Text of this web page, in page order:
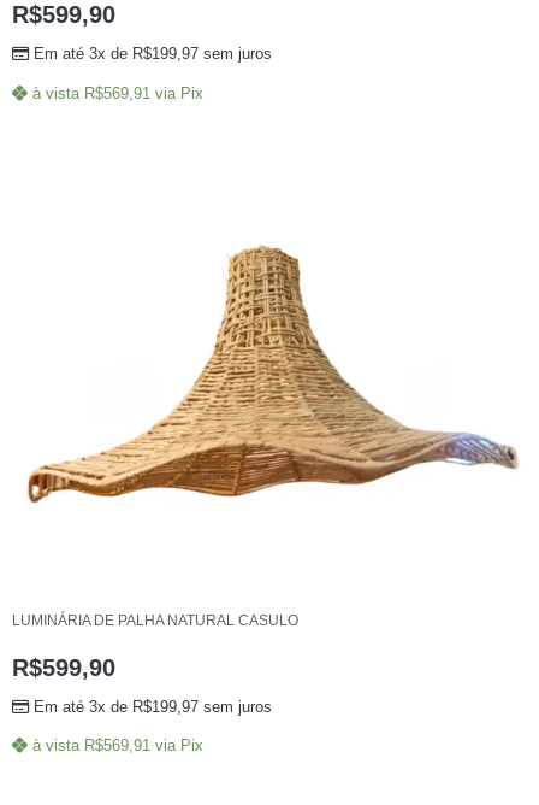
R$599,90
Em até 3x de R$199,97 sem juros
à vista R$569,91 via Pix
LUMINÁRIA DE PALHA NATURAL CASULO
R$599,90
Em até 3x de R$199,97 sem juros
à vista R$569,91 via Pix